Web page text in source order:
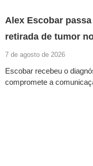
Alex Escobar
retirada de tumor
7 de agosto de 2026
Escobar recebeu o
compromete a